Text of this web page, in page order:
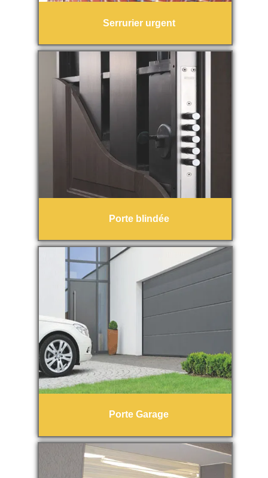
Serrurier urgent
Porte blindée
Porte Garage